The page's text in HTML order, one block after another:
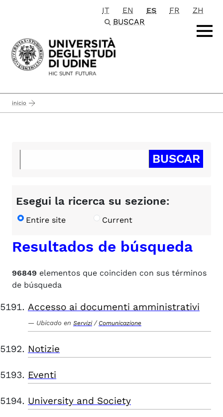
Passa al contenuto principale
IT EN ES FR
ZH
BUSCAR
inicio
Esegui la ricerca su sezione:
Entire site Current
Resultados de búsqueda
96849 elementos que coinciden con sus términos
de búsqueda
Accesso ai documenti amministrativi
Ubicado en Servizi / Comunicazione
Notizie
Eventi
University and Society